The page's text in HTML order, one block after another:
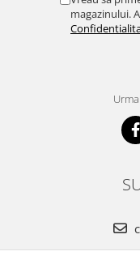
magazinului.